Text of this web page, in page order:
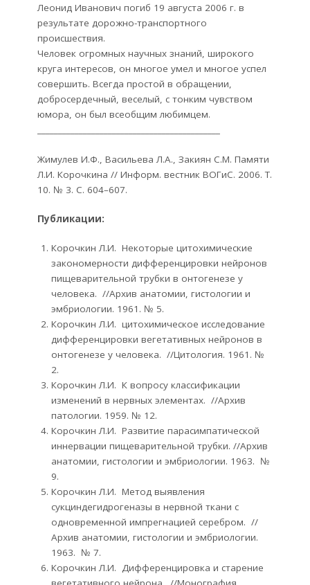
Леонид Иванович погиб 19 августа 2006 г. в
результате дорожно-транспортного
происшествия.
Человек огромных научных знаний, широкого
круга интересов, он многое умел и многое успел
совершить. Всегда простой в обращении,
добросердечный, веселый, с тонким чувством
юмора, он был всеобщим любимцем.
Жимулев И.Ф., Васильева Л.А., Закиян С.М. Памяти
Л.И. Корочкина // Информ. вестник ВОГиС. 2006. Т.
10. № 3. С. 604–607.
Публикации:
Корочкин Л.И. Некоторые цитохимические
закономерности дифференцировки нейронов
пищеварительной трубки в онтогенезе у
человека. //Архив анатомии, гистологии и
эмбриологии. 1961. № 5.
Корочкин Л.И. цитохимическое исследование
дифференцировки вегетативных нейронов в
онтогенезе у человека. //Цитология. 1961. №
2.
Корочкин Л.И. К вопросу классификации
изменений в нервных элементах. //Архив
патологии. 1959. № 12.
Корочкин Л.И. Развитие парасимпатической
иннервации пищеварительной трубки. //Архив
анатомии, гистологии и эмбриологии. 1963. №
9.
Корочкин Л.И. Метод выявления
сукциндегидрогеназы в нервной ткани с
одновременной импрегнацией серебром. //
Архив анатомии, гистологии и эмбриологии.
1963. № 7.
Корочкин Л.И. Дифференцировка и старение